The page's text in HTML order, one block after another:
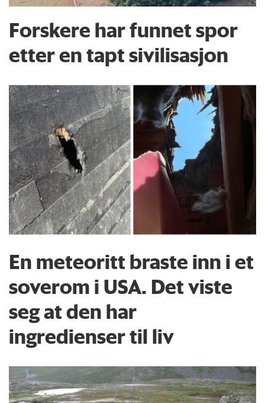
Forskere har funnet spor
etter en tapt sivilisasjon
En meteoritt braste inn i et
soverom i USA. Det viste
seg at den har
ingredienser til liv